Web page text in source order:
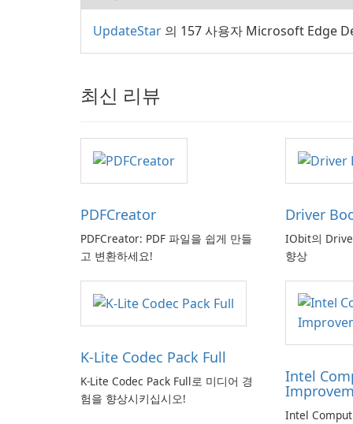
UpdateStar 의 157 사용자 Microsoft Edge
최신 리뷰
PDFCreator
PDFCreator: PDF 파일을 쉽게 만들
고 변환하세요!
Driver
IObit의
향상
K-Lite Codec Pack Full
K-Lite Codec Pack Full로 미디어 경
험을 향상시키십시오!
Intel
Intel